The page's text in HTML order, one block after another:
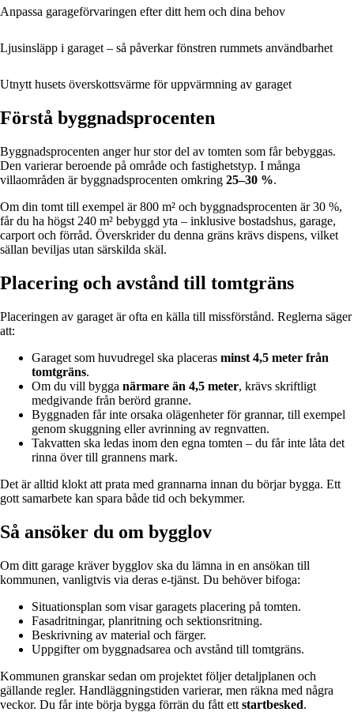
Anpassa garageförvaringen efter ditt hem och dina behov
Ljusinsläpp i garaget – så påverkar fönstren rummets användbarhet
Utnytt husets överskottsvärme för uppvärmning av garaget
Förstå byggnadsprocenten
Byggnadsprocenten anger hur stor del av tomten som får bebyggas.
Den varierar beroende på område och fastighetstyp. I många
villaområden är byggnadsprocenten omkring 25–30 %.
Om din tomt till exempel är 800 m² och byggnadsprocenten är 30 %,
får du ha högst 240 m² bebyggd yta – inklusive bostadshus, garage,
carport och förråd. Överskrider du denna gräns krävs dispens, vilket
sällan beviljas utan särskilda skäl.
Placering och avstånd till tomtgräns
Placeringen av garaget är ofta en källa till missförstånd. Reglerna säger
att:
Garaget som huvudregel ska placeras minst 4,5 meter från
tomtgräns.
Om du vill bygga närmare än 4,5 meter, krävs skriftligt
medgivande från berörd granne.
Byggnaden får inte orsaka olägenheter för grannar, till exempel
genom skuggning eller avrinning av regnvatten.
Takvatten ska ledas inom den egna tomten – du får inte låta det
rinna över till grannens mark.
Det är alltid klokt att prata med grannarna innan du börjar bygga. Ett
gott samarbete kan spara både tid och bekymmer.
Så ansöker du om bygglov
Om ditt garage kräver bygglov ska du lämna in en ansökan till
kommunen, vanligtvis via deras e-tjänst. Du behöver bifoga:
Situationsplan som visar garagets placering på tomten.
Fasadritningar, planritning och sektionsritning.
Beskrivning av material och färger.
Uppgifter om byggnadsarea och avstånd till tomtgräns.
Kommunen granskar sedan om projektet följer detaljplanen och
gällande regler. Handläggningstiden varierar, men räkna med några
veckor. Du får inte börja bygga förrän du fått ett startbesked.